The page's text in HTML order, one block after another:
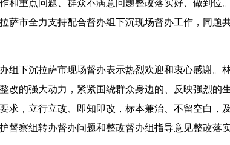
和重点问题、群众不满意问题整改落实好、做到位
萨市全力支持配合督办组下沉现场督办工作，同题
组下沉拉萨市现场督办表示热烈欢迎和衷心感谢。
改的强大动力，紧紧围绕群众身边的、反映强烈的
，立行立改、即知即改，标本兼治、不留空白，
察组转办督办问题和整改督办组指导意见整改落实